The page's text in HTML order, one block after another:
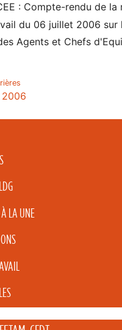
LA UNE
: Compte-rendu de la
du 06 juillet 2006 sur
Agents et Chefs
2006